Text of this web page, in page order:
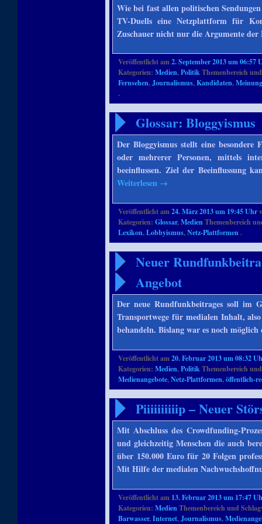
Wie bei fast allen politischen
TV-Duells eine Netzplattform für
Zuschauer nicht nur die Argumente
Veröffentlicht am2. September 2013 um 06:57
Kategorien:Medien,PolitikThemenbereich
Fernsehen,Journalismus,Kandidaten,
.
Glossar: Bloggyismus
Der Bloggyismus stellt eine besondere
oder mehrerer Personen, mittels
beeinflussen. Ziel der Beeinflussung
Weiterlesen →
Veröffentlicht am24. März 2013 um 19:45 Uhr
Kategorien:Glossar,MedienThemenbereich
Lexikon,Lobbyismus,Netz-Plattformen.
Neuer
Angebot
Der neue Rundfunkbeitrages soll im
Transportwege für medialen Inhalt,
behandeln. Bislang war es noch
Veröffentlicht am20. Februar 2013 um 08:32
Kategorien:Medien,PolitikThemenbereich
Medienangebote,Netz-Plattformen,öffentlich-
Piiiiiiiiiip – Neuer
Mit Abschluss des Crowdfunding-
und gleichzeitig Menschen die auch
über 150.000 Euro für 20 Folgen
Mit Hilfe der medialen
Veröffentlicht am 13. Februar 2013 um 17:47
Kategorien:MedienThemenbereich und
Barwasser,Internet,Journalismus,